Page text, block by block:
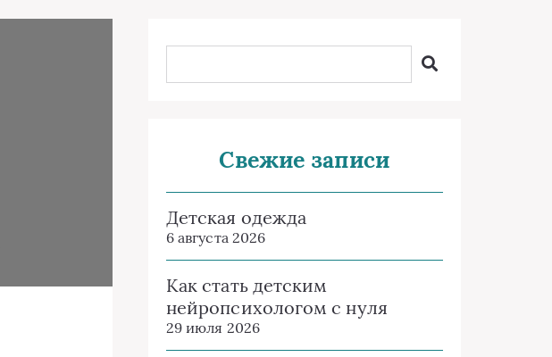
Свежие записи
Детская одежда
6 августа 2026
Как стать детским
нейропсихологом с нуля
29 июля 2026